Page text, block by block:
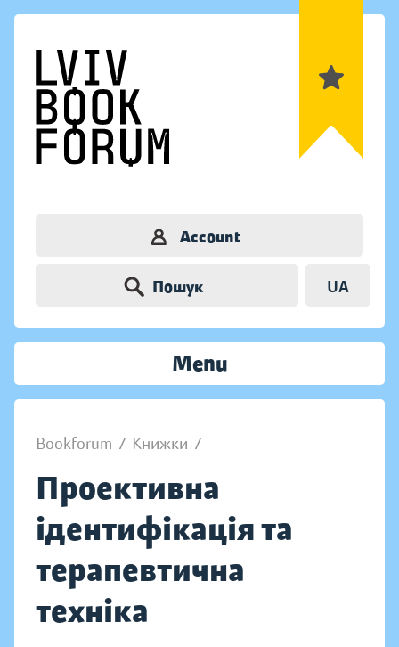
Account
Пошук UA
Menu
Bookforum / Книжки /
Проективна
ідентифікація та
терапевтична
техніка